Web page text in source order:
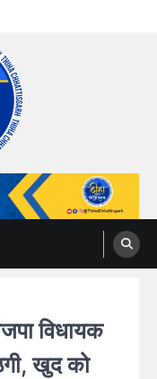
विधायक
खुद को